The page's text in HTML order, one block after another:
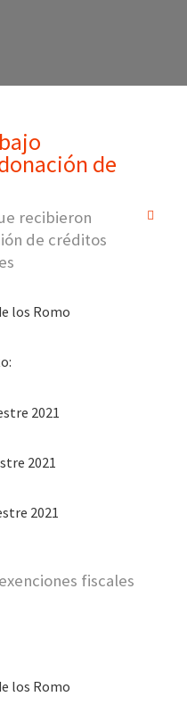
de
recibieron
de créditos
los Romo
2021
2021
2021
fiscales
los Romo